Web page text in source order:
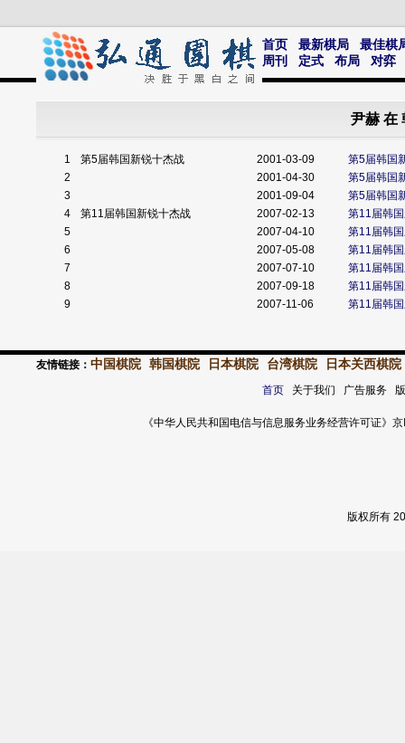
首页 最新棋局
最佳棋
周刊
定式 布局 对弈
尹赫 在
1 第5届韩国新锐十杰战 2001-03-09
第5届韩国
2
2001-04-30
第5届韩国
3
2001-09-04
第5届韩国
4
第11届韩国新锐十杰战 2007-02-13
第11届韩
5
2007-04-10
第11届韩
6
2007-05-08
第11届韩
7
2007-07-10
第11届韩
8
2007-09-18
第11届韩
9
2007-11-06 第11届韩
友情链接： 中国棋院 韩国棋院 日本棋院 台湾棋院 日本关西棋院
首页关于我们 广告服务
《中华人民共和国电信与信息服务业务经营许可证
版权所有